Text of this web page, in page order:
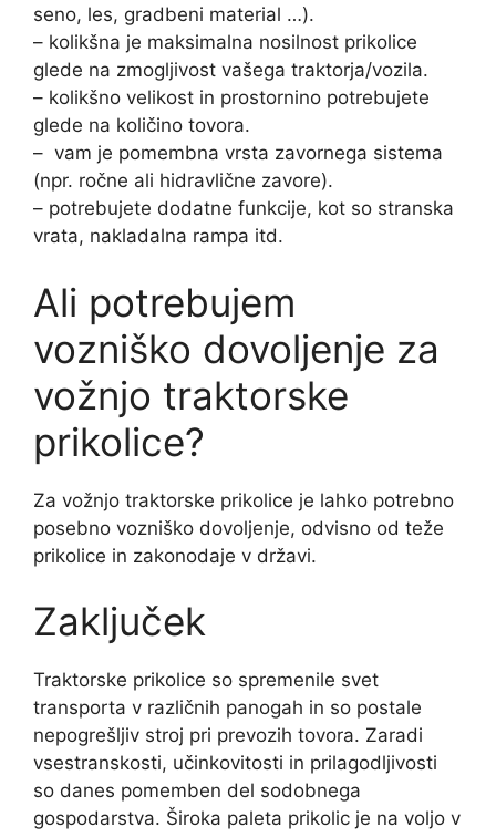
seno, les, gradbeni material …).
– kolikšna je maksimalna nosilnost prikolice
glede na zmogljivost vašega traktorja/vozila.
– kolikšno velikost in prostornino potrebujete
glede na količino tovora.
– vam je pomembna vrsta zavornega sistema
(npr. ročne ali hidravlične zavore).
– potrebujete dodatne funkcije, kot so stranska
vrata, nakladalna rampa itd.
Ali potrebujem
vozniško dovoljenje za
vožnjo traktorske
prikolice?
Za vožnjo traktorske prikolice je lahko potrebno
posebno vozniško dovoljenje, odvisno od teže
prikolice in zakonodaje v državi.
Zaključek
Traktorske prikolice so spremenile svet
transporta v različnih panogah in so postale
nepogrešljiv stroj pri prevozih tovora. Zaradi
vsestranskosti, učinkovitosti in prilagodljivosti
so danes pomemben del sodobnega
gospodarstva. Široka paleta prikolic je na voljo v